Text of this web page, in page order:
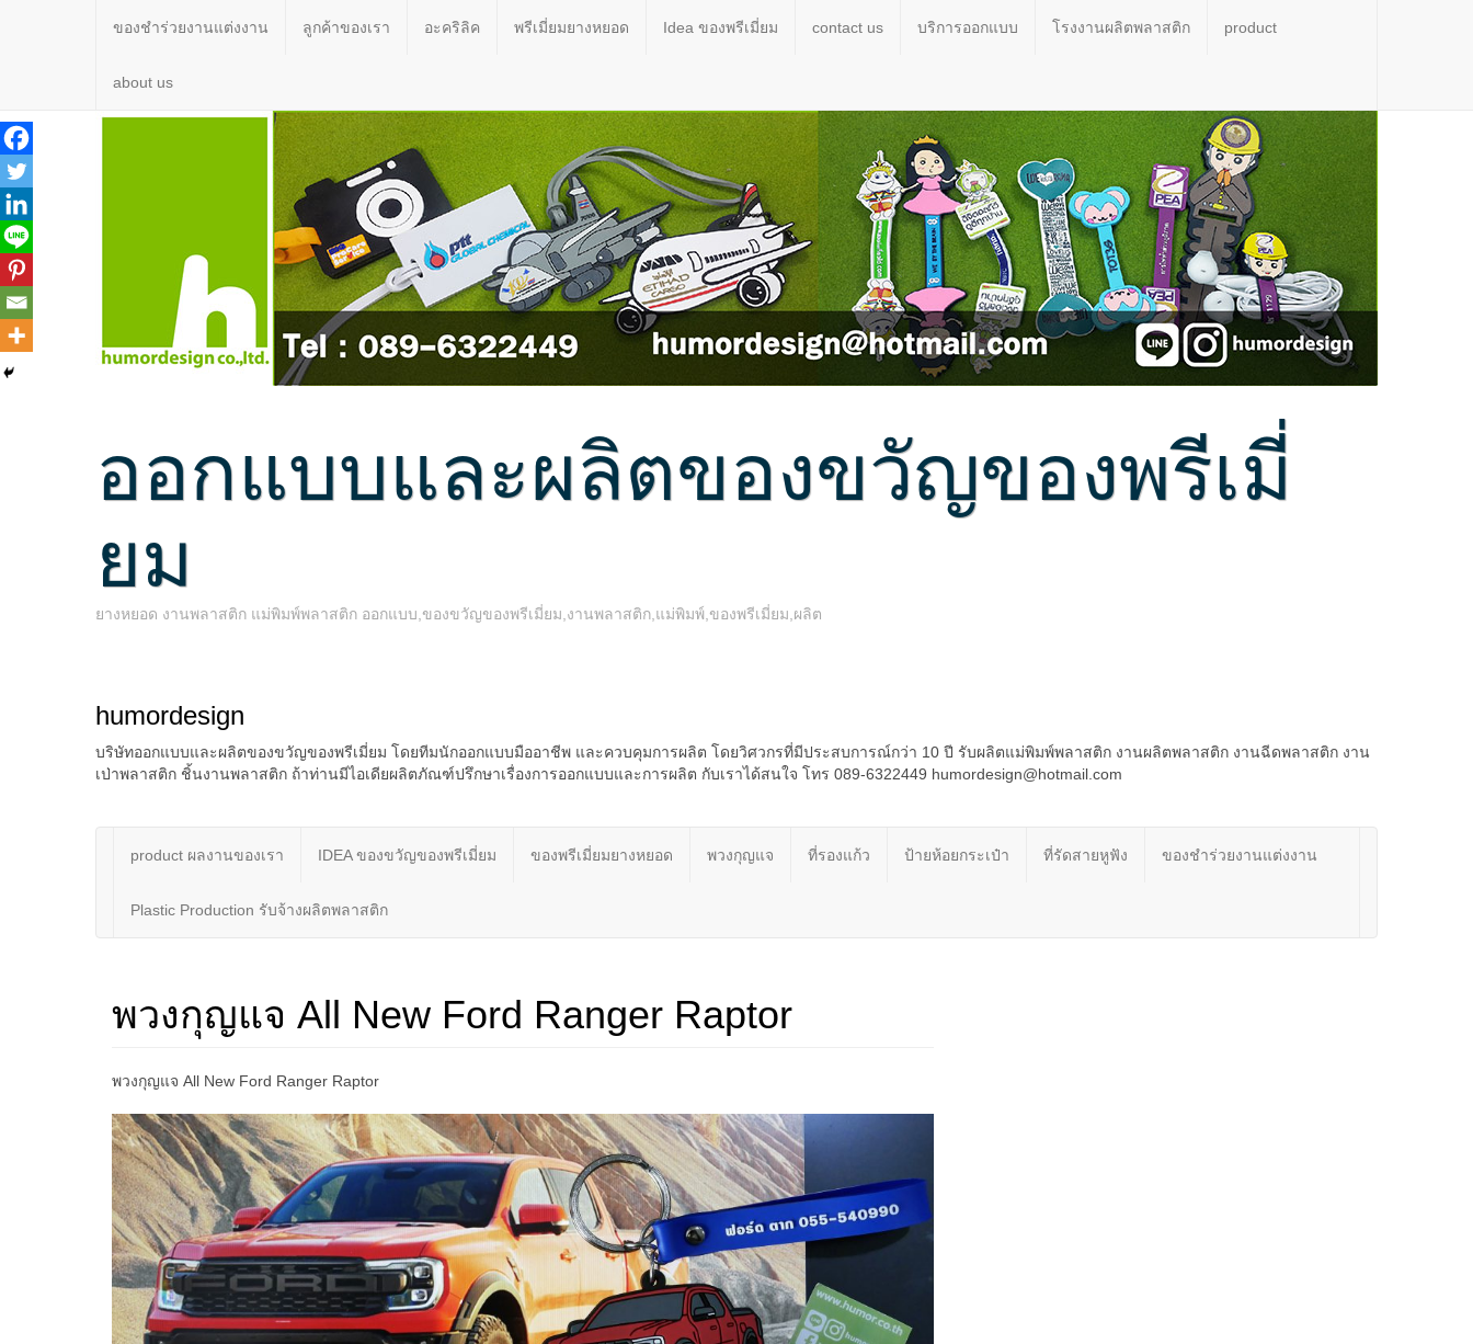
ของชำร่วยงานแต่งงาน ลูกค้าของเรา อะคริลิค พรีเมี่ยมยางหยอด Idea ของพรีเมี่ยม contact us บริการออกแบบ โรงงานผลิตพลาสติก product
about us
ออกแบบและผลิตของขวัญของพรีเมี่
ยม
ยางหยอด งานพลาสติก แม่พิมพ์พลาสติก ออกแบบ,ของขวัญของพรีเมี่ยม,งานพลาสติก,แม่พิมพ์,ของพรีเมี่ยม,ผลิต
humordesign
บริษัทออกแบบและผลิตของขวัญของพรีเมี่ยม โดยทีมนักออกแบบมืออาชีพ และควบคุมการผลิต โดยวิศวกรที่มีประสบการณ์กว่า 10 ปี รับผลิตแม่พิมพ์พลาสติก งานผลิตพลาสติก งานฉีดพลาสติก งาน
เป่าพลาสติก ชิ้นงานพลาสติก ถ้าท่านมีไอเดียผลิตภัณฑ์ปรึกษาเรื่องการออกแบบและการผลิต กับเราได้สนใจ โทร 089-6322449 humordesign@hotmail.com
product ผลงานของเรา IDEA ของขวัญของพรีเมี่ยม ของพรีเมี่ยมยางหยอด พวงกุญแจ ที่รองแก้ว ป้ายห้อยกระเป๋า ที่รัดสายหูฟัง ของชำร่วยงานแต่งงาน
Plastic Production รับจ้างผลิตพลาสติก
พวงกุญแจ All New Ford Ranger Raptor
พวงกุญแจ All New Ford Ranger Raptor